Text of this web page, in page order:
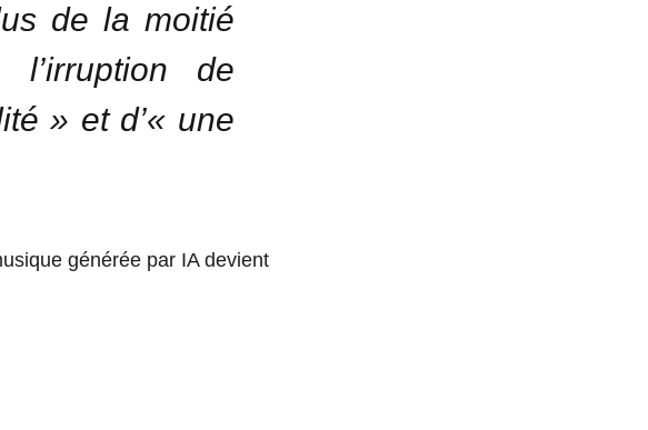
de la moitié
l’irruption de
» et d’« une
générée par IA devient